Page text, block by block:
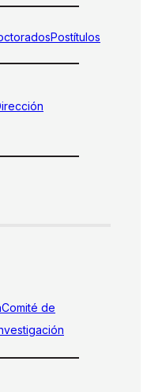
Postítulos
Comité de